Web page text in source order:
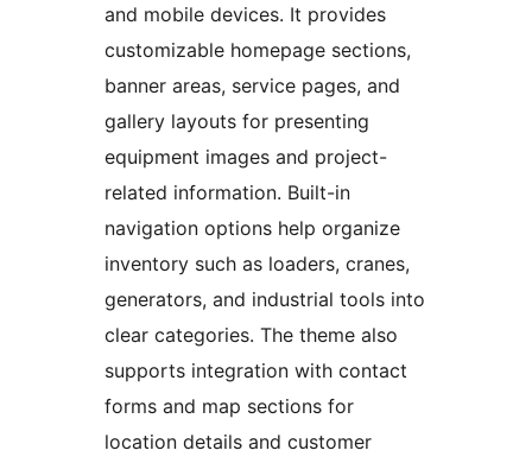
and mobile devices. It provides
customizable homepage sections,
banner areas, service pages, and
gallery layouts for presenting
equipment images and project-
related information. Built-in
navigation options help organize
inventory such as loaders, cranes,
generators, and industrial tools into
clear categories. The theme also
supports integration with contact
forms and map sections for
location details and customer